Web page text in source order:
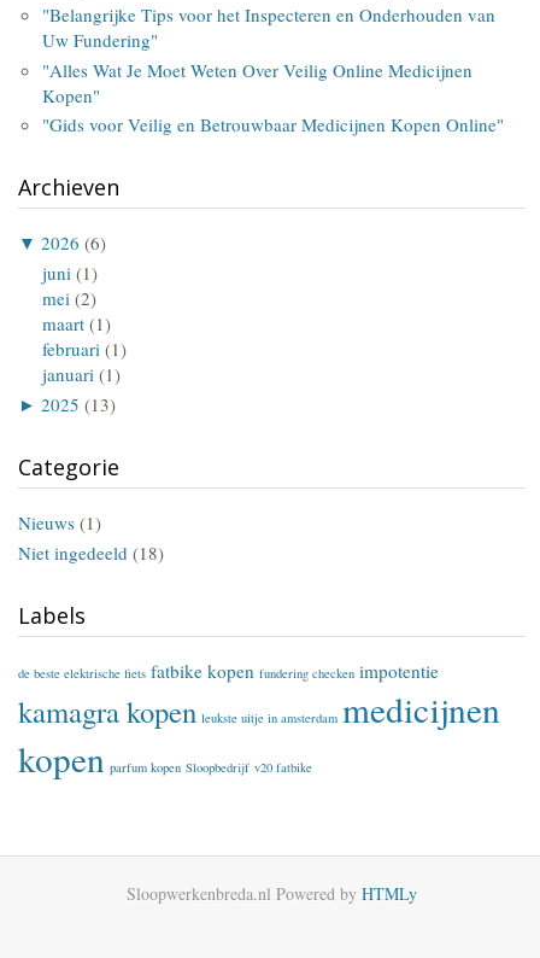
"Belangrijke Tips voor het Inspecteren en Onderhouden van
Uw Fundering"
"Alles Wat Je Moet Weten Over Veilig Online Medicijnen
Kopen"
"Gids voor Veilig en Betrouwbaar Medicijnen Kopen Online"
Archieven
▼ 2026 (6)
juni (1)
mei (2)
maart (1)
februari (1)
januari (1)
► 2025 (13)
Categorie
Nieuws (1)
Niet ingedeeld (18)
Labels
de beste elektrische fiets fatbike kopen fundering checken impotentie
kamagra kopen leukste uitje in amsterdam medicijnen
kopen parfum kopen Sloopbedrijf v20 fatbike
Sloopwerkenbreda.nl Powered byHTMLy